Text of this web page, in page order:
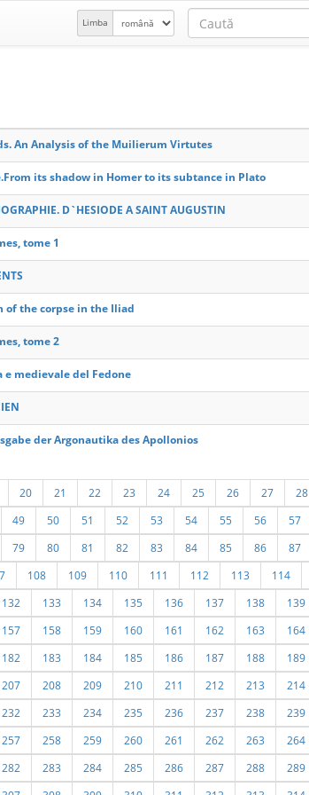
Limba
An Analysis of the Muilierum Virtutes
its shadow in Homer to its subtance in Plato
D`HESIODE A SAINT AUGUSTIN
tome 1
the corpse in the Iliad
tome 2
medievale del Fedone
der Argonautika des Apollonios
20 21 22 23 24 25 26 27 28
49 50 51 52 53 54 55 56 57
79 80 81 82 83 84 85 86 87
108 109 110 111 112 113 114
132 133 134 135 136 137 138 139
157 158 159 160 161 162 163 164
182 183 184 185 186 187 188 189
207 208 209 210 211 212 213 214
232 233 234 235 236 237 238 239
257 258 259 260 261 262 263 264
282 283 284 285 286 287 288 289